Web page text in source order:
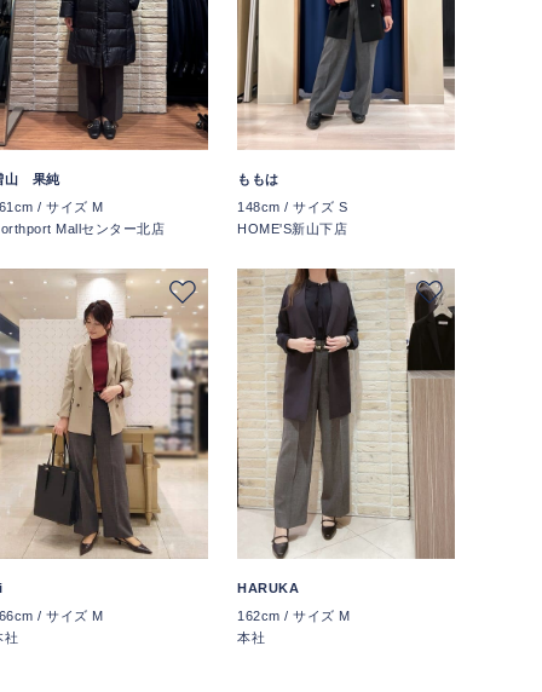
山 果純
/ サイズ M
Mallセンター北店
ももは
148cm / サイズ S
HOME'S新山下店
/ サイズ M
社
HARUKA
162cm / サイズ M
本社